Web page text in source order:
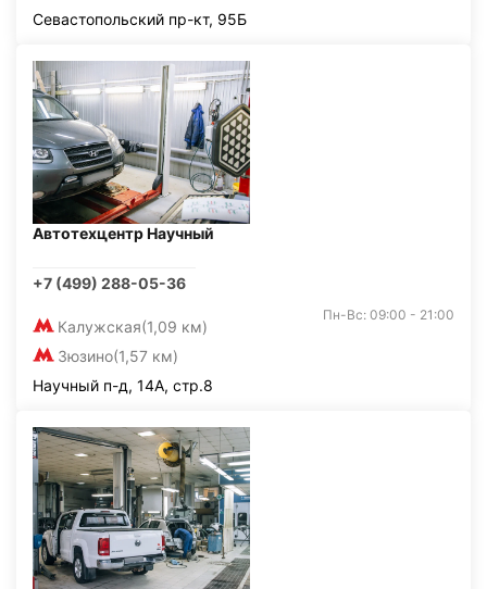
Севастопольский пр-кт, 95Б
Автотехцентр Научный
+7 (499) 288-05-36
Калужская(1,09 км)
Зюзино(1,57 км)
Пн-Вс: 09:00 - 21:00
Научный п-д, 14А, стр.8